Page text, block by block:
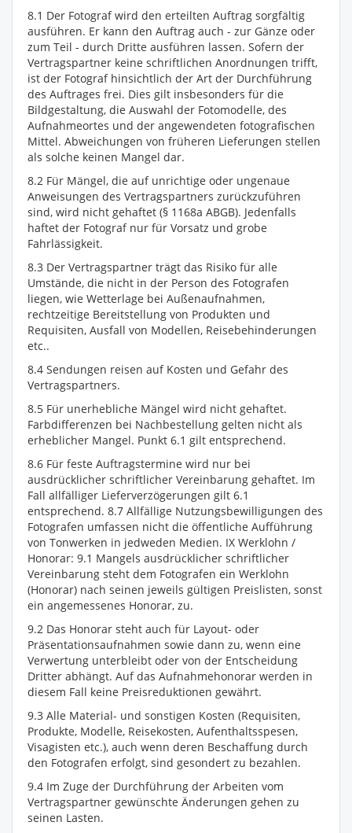
8.1 Der Fotograf wird den erteilten Auftrag sorgfältig
ausführen. Er kann den Auftrag auch - zur Gänze oder
zum Teil - durch Dritte ausführen lassen. Sofern der
Vertragspartner keine schriftlichen Anordnungen trifft,
ist der Fotograf hinsichtlich der Art der Durchführung
des Auftrages frei. Dies gilt insbesonders für die
Bildgestaltung, die Auswahl der Fotomodelle, des
Aufnahmeortes und der angewendeten fotografischen
Mittel. Abweichungen von früheren Lieferungen stellen
als solche keinen Mangel dar.
8.2 Für Mängel, die auf unrichtige oder ungenaue
Anweisungen des Vertragspartners zurückzuführen
sind, wird nicht gehaftet (§ 1168a ABGB). Jedenfalls
haftet der Fotograf nur für Vorsatz und grobe
Fahrlässigkeit.
8.3 Der Vertragspartner trägt das Risiko für alle
Umstände, die nicht in der Person des Fotografen
liegen, wie Wetterlage bei Außenaufnahmen,
rechtzeitige Bereitstellung von Produkten und
Requisiten, Ausfall von Modellen, Reisebehinderungen
etc..
8.4 Sendungen reisen auf Kosten und Gefahr des
Vertragspartners.
8.5 Für unerhebliche Mängel wird nicht gehaftet.
Farbdifferenzen bei Nachbestellung gelten nicht als
erheblicher Mangel. Punkt 6.1 gilt entsprechend.
8.6 Für feste Auftragstermine wird nur bei
ausdrücklicher schriftlicher Vereinbarung gehaftet. Im
Fall allfälliger Lieferverzögerungen gilt 6.1
entsprechend. 8.7 Allfällige Nutzungsbewilligungen des
Fotografen umfassen nicht die öffentliche Aufführung
von Tonwerken in jedweden Medien. IX Werklohn /
Honorar: 9.1 Mangels ausdrücklicher schriftlicher
Vereinbarung steht dem Fotografen ein Werklohn
(Honorar) nach seinen jeweils gültigen Preislisten, sonst
ein angemessenes Honorar, zu.
9.2 Das Honorar steht auch für Layout- oder
Präsentationsaufnahmen sowie dann zu, wenn eine
Verwertung unterbleibt oder von der Entscheidung
Dritter abhängt. Auf das Aufnahmehonorar werden in
diesem Fall keine Preisreduktionen gewährt.
9.3 Alle Material- und sonstigen Kosten (Requisiten,
Produkte, Modelle, Reisekosten, Aufenthaltsspesen,
Visagisten etc.), auch wenn deren Beschaffung durch
den Fotografen erfolgt, sind gesondert zu bezahlen.
9.4 Im Zuge der Durchführung der Arbeiten vom
Vertragspartner gewünschte Änderungen gehen zu
seinen Lasten.